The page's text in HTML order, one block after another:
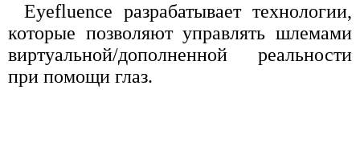
Eyefluence разрабатывает технологии,
которые позволяют управлять шлемами
виртуальной/дополненной реальности
при помощи глаз.